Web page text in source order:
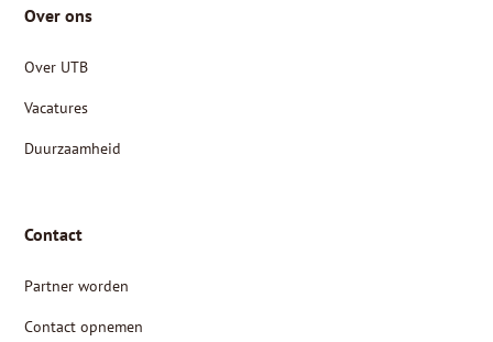
Over ons
Over UTB
Vacatures
Duurzaamheid
Contact
Partner worden
Contact opnemen